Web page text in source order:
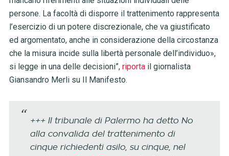
persone. La facoltà di disporre il trattenimento rappresenta
l’esercizio di un potere discrezionale, che va giustificato
ed argomentato, anche in considerazione della circostanza
che la misura incide sulla libertà personale dell’individuo»,
si legge in una delle decisioni”, riportail giornalista
Giansandro Merli su Il Manifesto.
+++ Il tribunale di Palermo ha detto No
alla convalida del trattenimento di
cinque richiedenti asilo, su cinque, nel